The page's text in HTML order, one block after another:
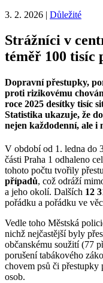
3. 2. 2026 | Důležité
Strážníci v
téměř 100 tisíc
Dopravní přestupky,
proti rizikovému
roce 2025 desítky tisíc
Statistika ukazuje, že
nejen každodenní, ale i
V období od 1. ledna do
části Praha 1 odhaleno
tohoto počtu tvořily
případů, což odráží
a jeho okolí. Dalších 12
pořádku a pořádku ve
Vedle toho Městská
nichž nejčastější byly
občanskému soužití (77
porušení tabákového
chovem psů či
osob.